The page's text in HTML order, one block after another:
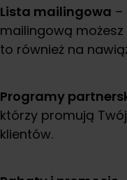
Lista mailingowa –
mailingową
to również na
Programy
którzy promują
klientów.